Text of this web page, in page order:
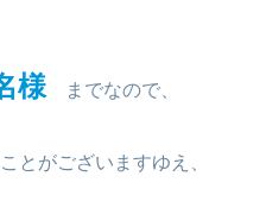
様 までなので、
とがございますゆえ、